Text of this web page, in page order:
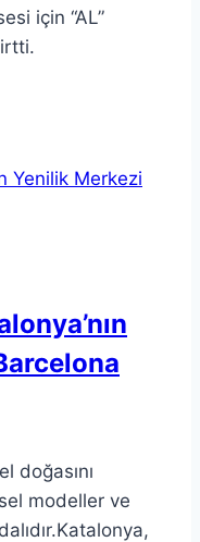
için “AL”
doğasını
modeller ve